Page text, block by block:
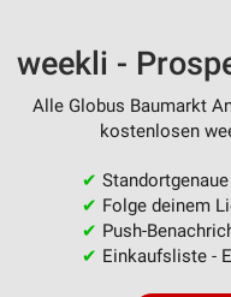
weekli -
Alle Globus Baumarkt
kostenlosen
✔
✔ Folge deinem
✔ Push-
✔ Einkaufsliste -